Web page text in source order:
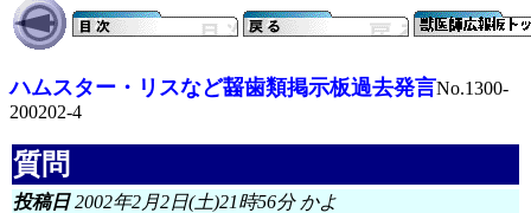
ハムスター・リスなど齧歯類掲示板過去発言No.1300-
200202-4
質問
投稿日2002年2月2日(土)21時56分 かよ